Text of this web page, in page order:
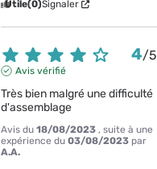
Utile(0)Signaler
4/5
Avis vérifié
Très bien malgré une difficulté
d'assemblage
Avis du18/08/2023 , suite à une
expérience du03/08/2023 par
A.A.